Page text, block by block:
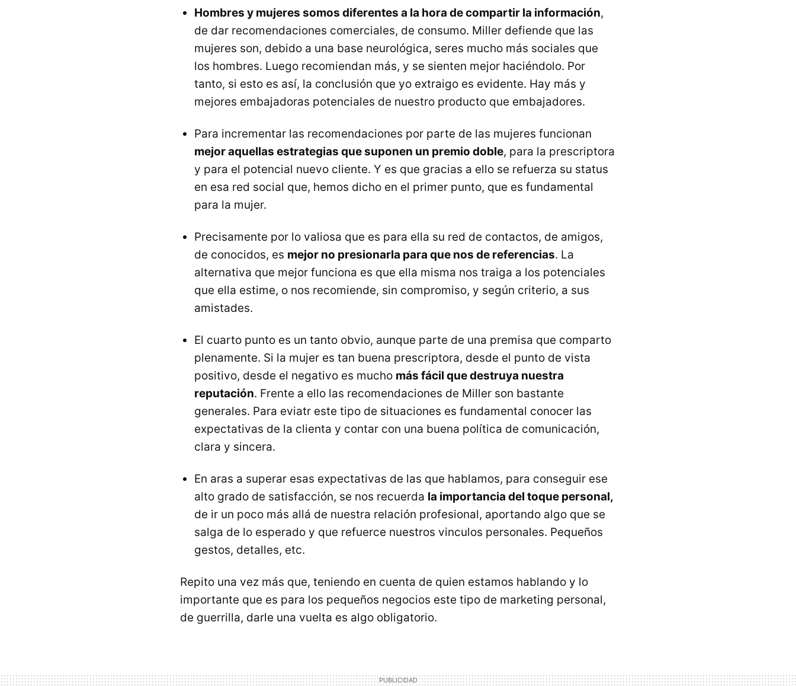
Hombres y mujeres somos diferentes a la hora de compartir la información,
de dar recomendaciones comerciales, de consumo. Miller defiende que las
mujeres son, debido a una base neurológica, seres mucho más sociales que
los hombres. Luego recomiendan más, y se sienten mejor haciéndolo. Por
tanto, si esto es así, la conclusión que yo extraigo es evidente. Hay más y
mejores embajadoras potenciales de nuestro producto que embajadores.
Para incrementar las recomendaciones por parte de las mujeres funcionan
mejor aquellas estrategias que suponen un premio doble, para la prescriptora
y para el potencial nuevo cliente. Y es que gracias a ello se refuerza su status
en esa red social que, hemos dicho en el primer punto, que es fundamental
para la mujer.
Precisamente por lo valiosa que es para ella su red de contactos, de amigos,
de conocidos, es mejor no presionarla para que nos de referencias. La
alternativa que mejor funciona es que ella misma nos traiga a los potenciales
que ella estime, o nos recomiende, sin compromiso, y según criterio, a sus
amistades.
El cuarto punto es un tanto obvio, aunque parte de una premisa que comparto
plenamente. Si la mujer es tan buena prescriptora, desde el punto de vista
positivo, desde el negativo es mucho más fácil que destruya nuestra
reputación. Frente a ello las recomendaciones de Miller son bastante
generales. Para eviatr este tipo de situaciones es fundamental conocer las
expectativas de la clienta y contar con una buena política de comunicación,
clara y sincera.
En aras a superar esas expectativas de las que hablamos, para conseguir ese
alto grado de satisfacción, se nos recuerda la importancia del toque personal,
de ir un poco más allá de nuestra relación profesional, aportando algo que se
salga de lo esperado y que refuerce nuestros vinculos personales. Pequeños
gestos, detalles, etc.
Repito una vez más que, teniendo en cuenta de quien estamos hablando y lo
importante que es para los pequeños negocios este tipo de marketing personal,
de guerrilla, darle una vuelta es algo obligatorio.